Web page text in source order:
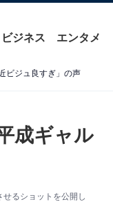
ビジネス エンタメ
ビジュ良すぎ」の声
成ギャル
るショットを公開し